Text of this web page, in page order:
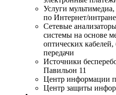
Услуги
по Интернет/
Сетевые
системы на основе
оптических
передачи
Источники
Павильон 11
Центр информации
Центр защиты